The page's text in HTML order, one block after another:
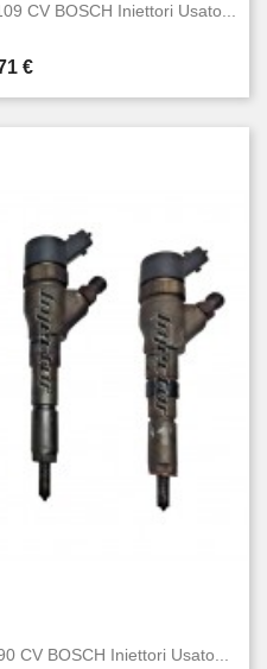
CV BOSCH Iniettori Usato...
€
CV BOSCH Iniettori Usato...